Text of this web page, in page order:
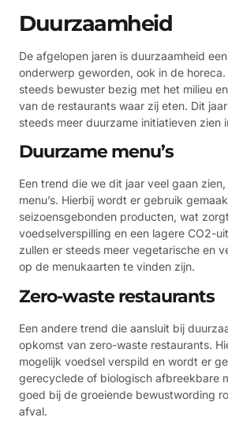
Duurzaamheid
De afgelopen jaren is duurzaamheid
onderwerp geworden, ook in de
steeds bewuster bezig met het milieu
van de restaurants waar zij eten. Dit
steeds meer duurzame initiatieven zien
Duurzame menu’s
Een trend die we dit jaar veel gaan
menu’s. Hierbij wordt er gebruik
seizoensgebonden producten, wat
voedselverspilling en een lagere CO2-
zullen er steeds meer vegetarische en
op de menukaarten te vinden zijn.
Zero-waste restaurants
Een andere trend die aansluit bij
opkomst van zero-waste restaurants.
mogelijk voedsel verspild en wordt er
gerecyclede of biologisch afbreekbare
goed bij de groeiende bewustwording
afval.